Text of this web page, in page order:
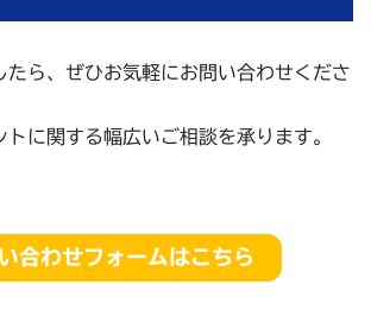
たら、ぜひお気軽にお問い合わせくださ
に関する幅広いご相談を承ります。
合わせフォームはこちら